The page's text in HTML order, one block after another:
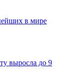
в мире
выросла до 9